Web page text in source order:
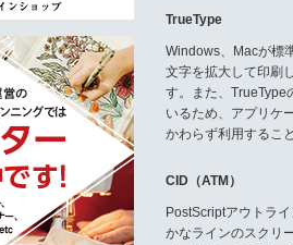
TrueType
Windows、Macが標
文字を拡大して印刷
す。また、TrueType
いるため、アプリケ
かわらず利用するこ
CID（ATM）
PostScriptアウトラ
かなラインのスクリ